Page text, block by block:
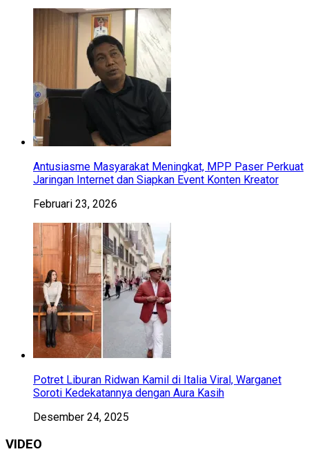
Antusiasme Masyarakat Meningkat, MPP Paser Perkuat
Jaringan Internet dan Siapkan Event Konten Kreator
Februari 23, 2026
Potret Liburan Ridwan Kamil di Italia Viral, Warganet
Soroti Kedekatannya dengan Aura Kasih
Desember 24, 2025
VIDEO